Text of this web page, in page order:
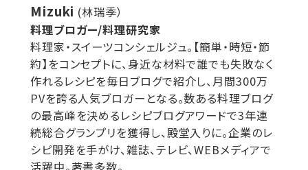
Mizuki (林瑞季）
料理ブロガー/料理研究家
料理家・スイーツコンシェルジュ。【簡単・時短・節
約】をコンセプトに、身近な材料で誰でも失敗なく
作れるレシピを毎日ブログで紹介し、月間300万
PVを誇る人気ブロガーとなる。数ある料理ブログ
の最高峰を決めるレシピブログアワードで3年連
続総合グランプリを獲得し、殿堂入りに。企業のレ
シピ開発を手がけ、雑誌、テレビ、WEBメディアで
活躍中。著書多数。